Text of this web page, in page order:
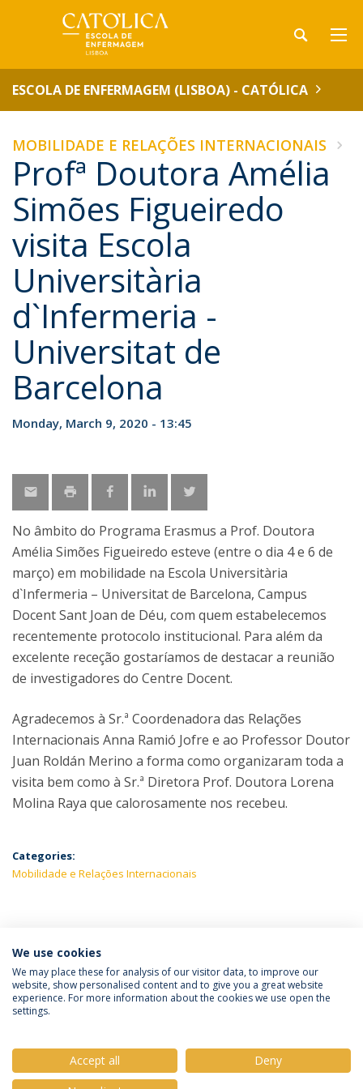
ESCOLA DE ENFERMAGEM (LISBOA) - CATÓLICA
MOBILIDADE E RELAÇÕES INTERNACIONAIS
Profª Doutora Amélia
Simões Figueiredo
visita Escola
Universitària
d`Infermeria -
Universitat de
Barcelona
Monday, March 9, 2020 - 13:45
No âmbito do Programa Erasmus a Prof. Doutora
Amélia Simões Figueiredo esteve (entre o dia 4 e 6 de
março) em mobilidade na Escola Universitària
d`Infermeria – Universitat de Barcelona, Campus
Docent Sant Joan de Déu, com quem estabelecemos
recentemente protocolo institucional. Para além da
excelente receção gostaríamos de destacar a reunião
de investigadores do Centre Docent.
Agradecemos à Sr.ª Coordenadora das Relações
Internacionais Anna Ramió Jofre e ao Professor Doutor
Juan Roldán Merino a forma como organizaram toda a
visita bem como à Sr.ª Diretora Prof. Doutora Lorena
Molina Raya que calorosamente nos recebeu.
Categories:
Mobilidade e Relações Internacionais
LATEST NEWS
Política de Privacidade
Termos e Condições
We use cookies
We may place these for analysis of our visitor data, to improve our
website, show personalised content and to give you a great website
experience. For more information about the cookies we use open the
settings.
Accept all
Deny